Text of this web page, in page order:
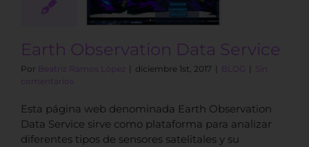
Earth Observation Data Service
Por Beatriz Ramos López | diciembre 1st, 2017 | BLOG | Sin
comentarios
Esta página web denominada Earth Observation
Data Service sirve como plataforma para analizar
diferentes tipos de sensores satelitales y su